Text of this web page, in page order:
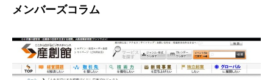
メンバーズコラム